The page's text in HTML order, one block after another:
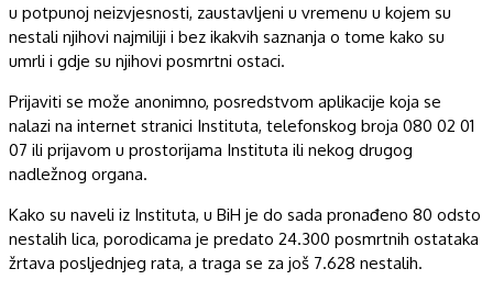
u potpunoj neizvjesnosti, zaustavljeni u vremenu u kojem su
nestali njihovi najmiliji i bez ikakvih saznanja o tome kako su
umrli i gdje su njihovi posmrtni ostaci.
Prijaviti se može anonimno, posredstvom aplikacije koja se
nalazi na internet stranici Instituta, telefonskog broja 080 02 01
07 ili prijavom u prostorijama Instituta ili nekog drugog
nadležnog organa.
Kako su naveli iz Instituta, u BiH je do sada pronađeno 80 odsto
nestalih lica, porodicama je predato 24.300 posmrtnih ostataka
žrtava posljednjeg rata, a traga se za još 7.628 nestalih.